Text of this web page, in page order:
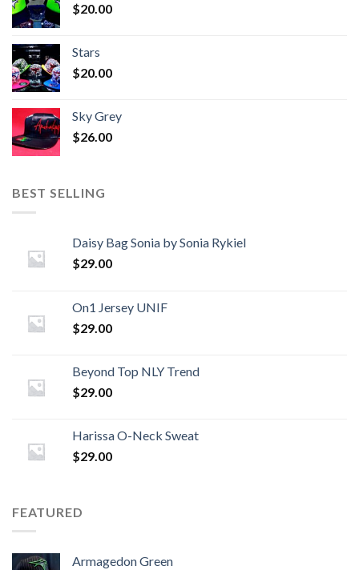
$20.00
Stars
$20.00
Sky Grey
$26.00
BEST SELLING
Daisy Bag Sonia by Sonia Rykiel
$29.00
On1 Jersey UNIF
$29.00
Beyond Top NLY Trend
$29.00
Harissa O-Neck Sweat
$29.00
FEATURED
Armagedon Green